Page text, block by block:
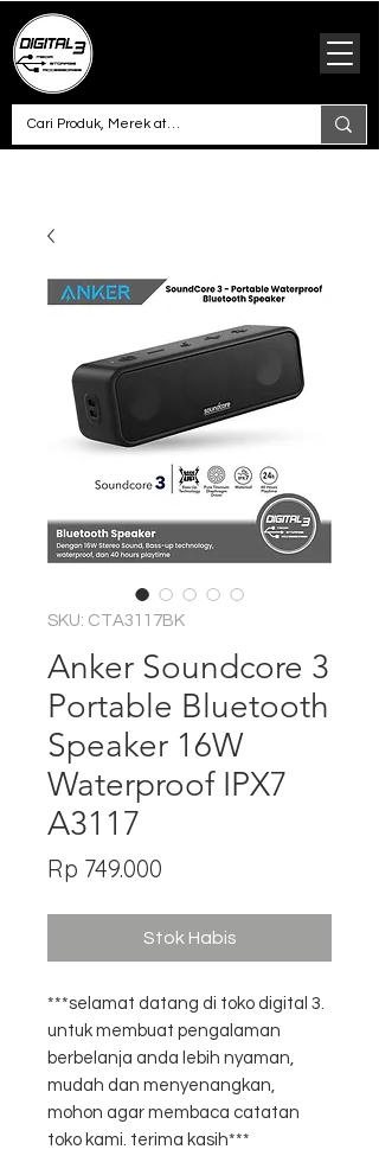
SKU: CTA3117BK
Anker Soundcore 3
Portable Bluetooth
Speaker 16W
Waterproof IPX7
A3117
Rp 749.000
Stok Habis
***selamat datang di toko digital 3.
untuk membuat pengalaman
berbelanja anda lebih nyaman,
mudah dan menyenangkan,
mohon agar membaca catatan
toko kami. terima kasih***